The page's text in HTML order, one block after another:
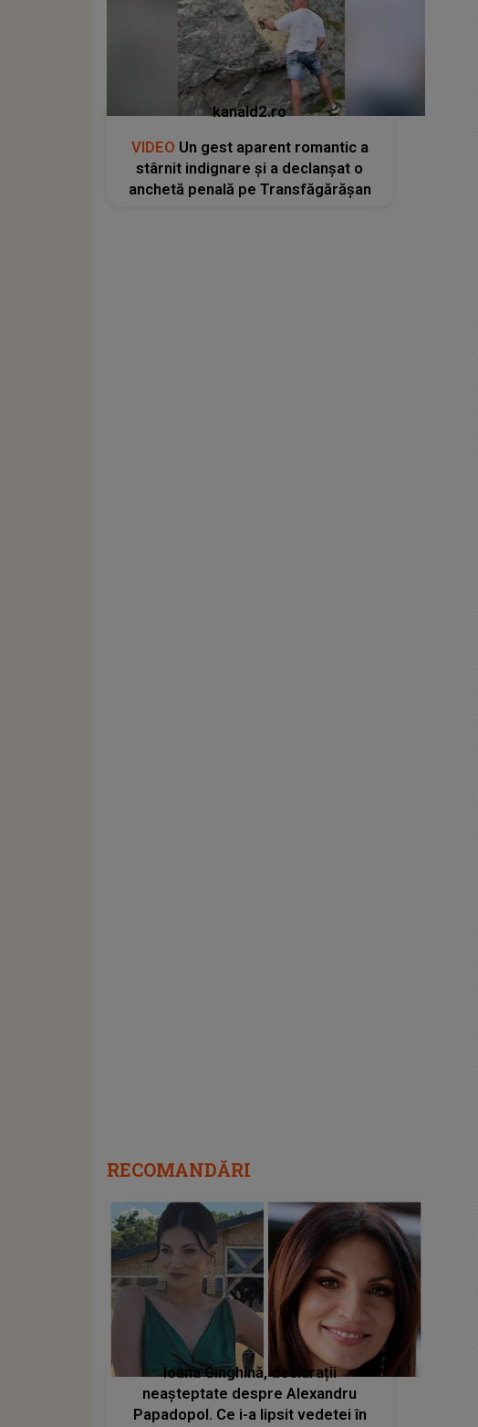
kanald2.ro
VIDEO Un gest aparent romantic a
stârnit indignare și a declanșat o
anchetă penală pe Transfăgărășan
RECOMANDĂRI
Ioana Ginghină, declarații
neașteptate despre Alexandru
Papadopol. Ce i-a lipsit vedetei în